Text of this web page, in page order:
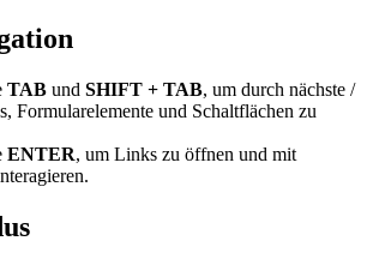
TAB und SHIFT + TAB, um durch nächste /
Formularelemente und Schaltflächen zu
ENTER, um Links zu öffnen und mit